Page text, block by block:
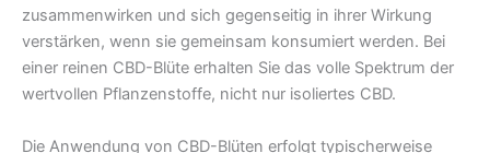
zusammenwirken und sich gegenseitig in ihrer Wirkung
verstärken, wenn sie gemeinsam konsumiert werden. Bei
einer reinen CBD-Blüte erhalten Sie das volle Spektrum der
wertvollen Pflanzenstoffe, nicht nur isoliertes CBD.
Die Anwendung von CBD-Blüten erfolgt typischerweise